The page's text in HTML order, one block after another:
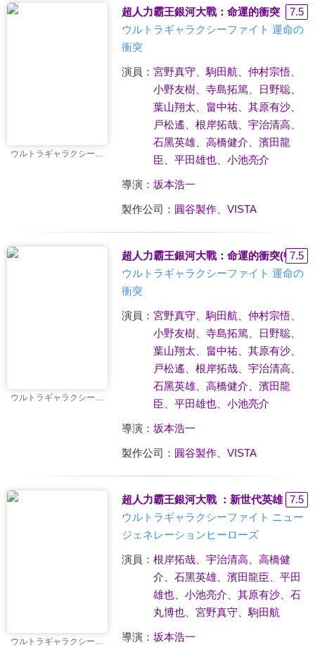
ウルトラギャラクシーファイト 運命の衝突
超人力霸王銀河大戰：命運的衝突
7.5
ウルトラギャラクシーファイト 運命の
衝突
演員： 宮野真守 駒田航 仲村宗悟、
小野友樹、 寺島拓篤 日野聡
葉山翔太
畠中祐、 其原有沙、
戸松遙
根岸拓哉、 宇治清高
石黑英雄、 高橋健介
濱田龍
臣
平田雄也、 小池亮介
導演： 坂本浩一
製作公司： 圓谷製作、 VISTA
ウルトラギャラクシーファイト 運命の衝突
超人力霸王銀河大戰：命運的衝突(中文
7.5
ウルトラギャラクシーファイト 運命の
衝突
演員： 宮野真守 駒田航 仲村宗悟、
小野友樹、 寺島拓篤 日野聡
葉山翔太
畠中祐、 其原有沙、
戸松遙
根岸拓哉、 宇治清高
石黑英雄、 高橋健介
濱田龍
臣
平田雄也、 小池亮介
導演： 坂本浩一
製作公司： 圓谷製作、 VISTA
ウルトラギャラクシーファイト ニュージェネレーションヒーローズ
超人力霸王銀河大戰 ：新世代英雄
7.5
ウルトラギャラクシーファイト ニュー
ジェネレーションヒーローズ
演員： 根岸拓哉、 宇治清高
高橋健
介
石黑英雄、 濱田龍臣
平田
雄也、 小池亮介 其原有沙、 石
丸博也、 宮野真守 駒田航
導演： 坂本浩一